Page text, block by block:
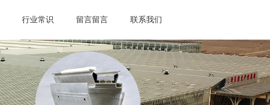
行业常识 留言留言 联系我们